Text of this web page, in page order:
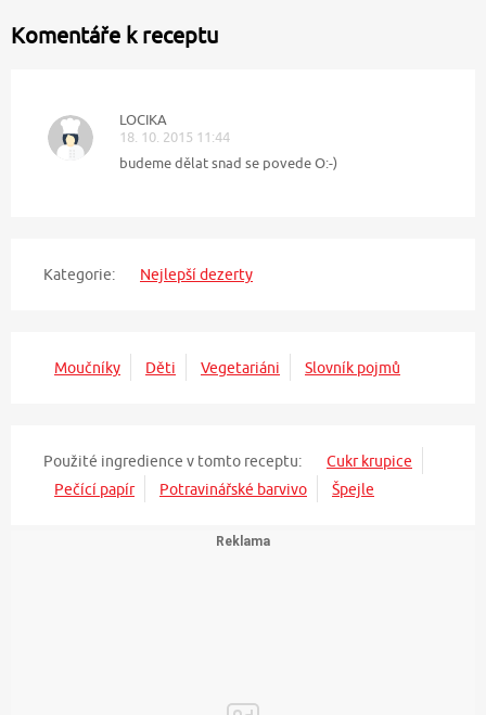
Komentáře k receptu
LOCIKA
18. 10. 2015 11:44
budeme dělat snad se povede O:-)
Kategorie: Nejlepší dezerty
Moučníky Děti Vegetariáni Slovník pojmů
Použité ingredience v tomto receptu:
Cukr krupice
Pečící papír
Potravinářské barvivo Špejle